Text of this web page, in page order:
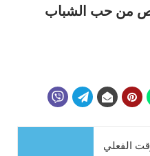
من حب الشباب
الفعلي